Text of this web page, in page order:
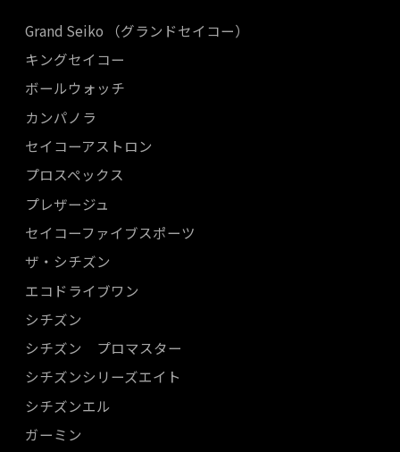
Grand Seiko （グランドセイコー）
キングセイコー
ボールウォッチ
カンパノラ
セイコーアストロン
プロスペックス
プレザージュ
セイコーファイブスポーツ
ザ・シチズン
エコドライブワン
シチズン
シチズン プロマスター
シチズンシリーズエイト
シチズンエル
ガーミン